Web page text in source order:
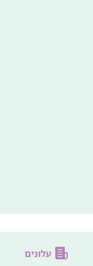
עלונים